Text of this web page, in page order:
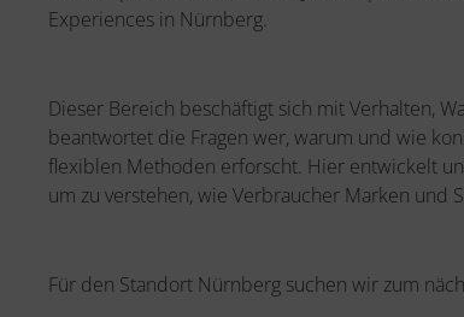
Experiences in Nürnberg.
Dieser Bereich beschäftigt sich mit Verhalten,
beantwortet die Fragen wer, warum und wie
flexiblen Methoden erforscht. Hier entwickelt
um zu verstehen, wie Verbraucher Marken und
Für den Standort Nürnberg suchen wir zum